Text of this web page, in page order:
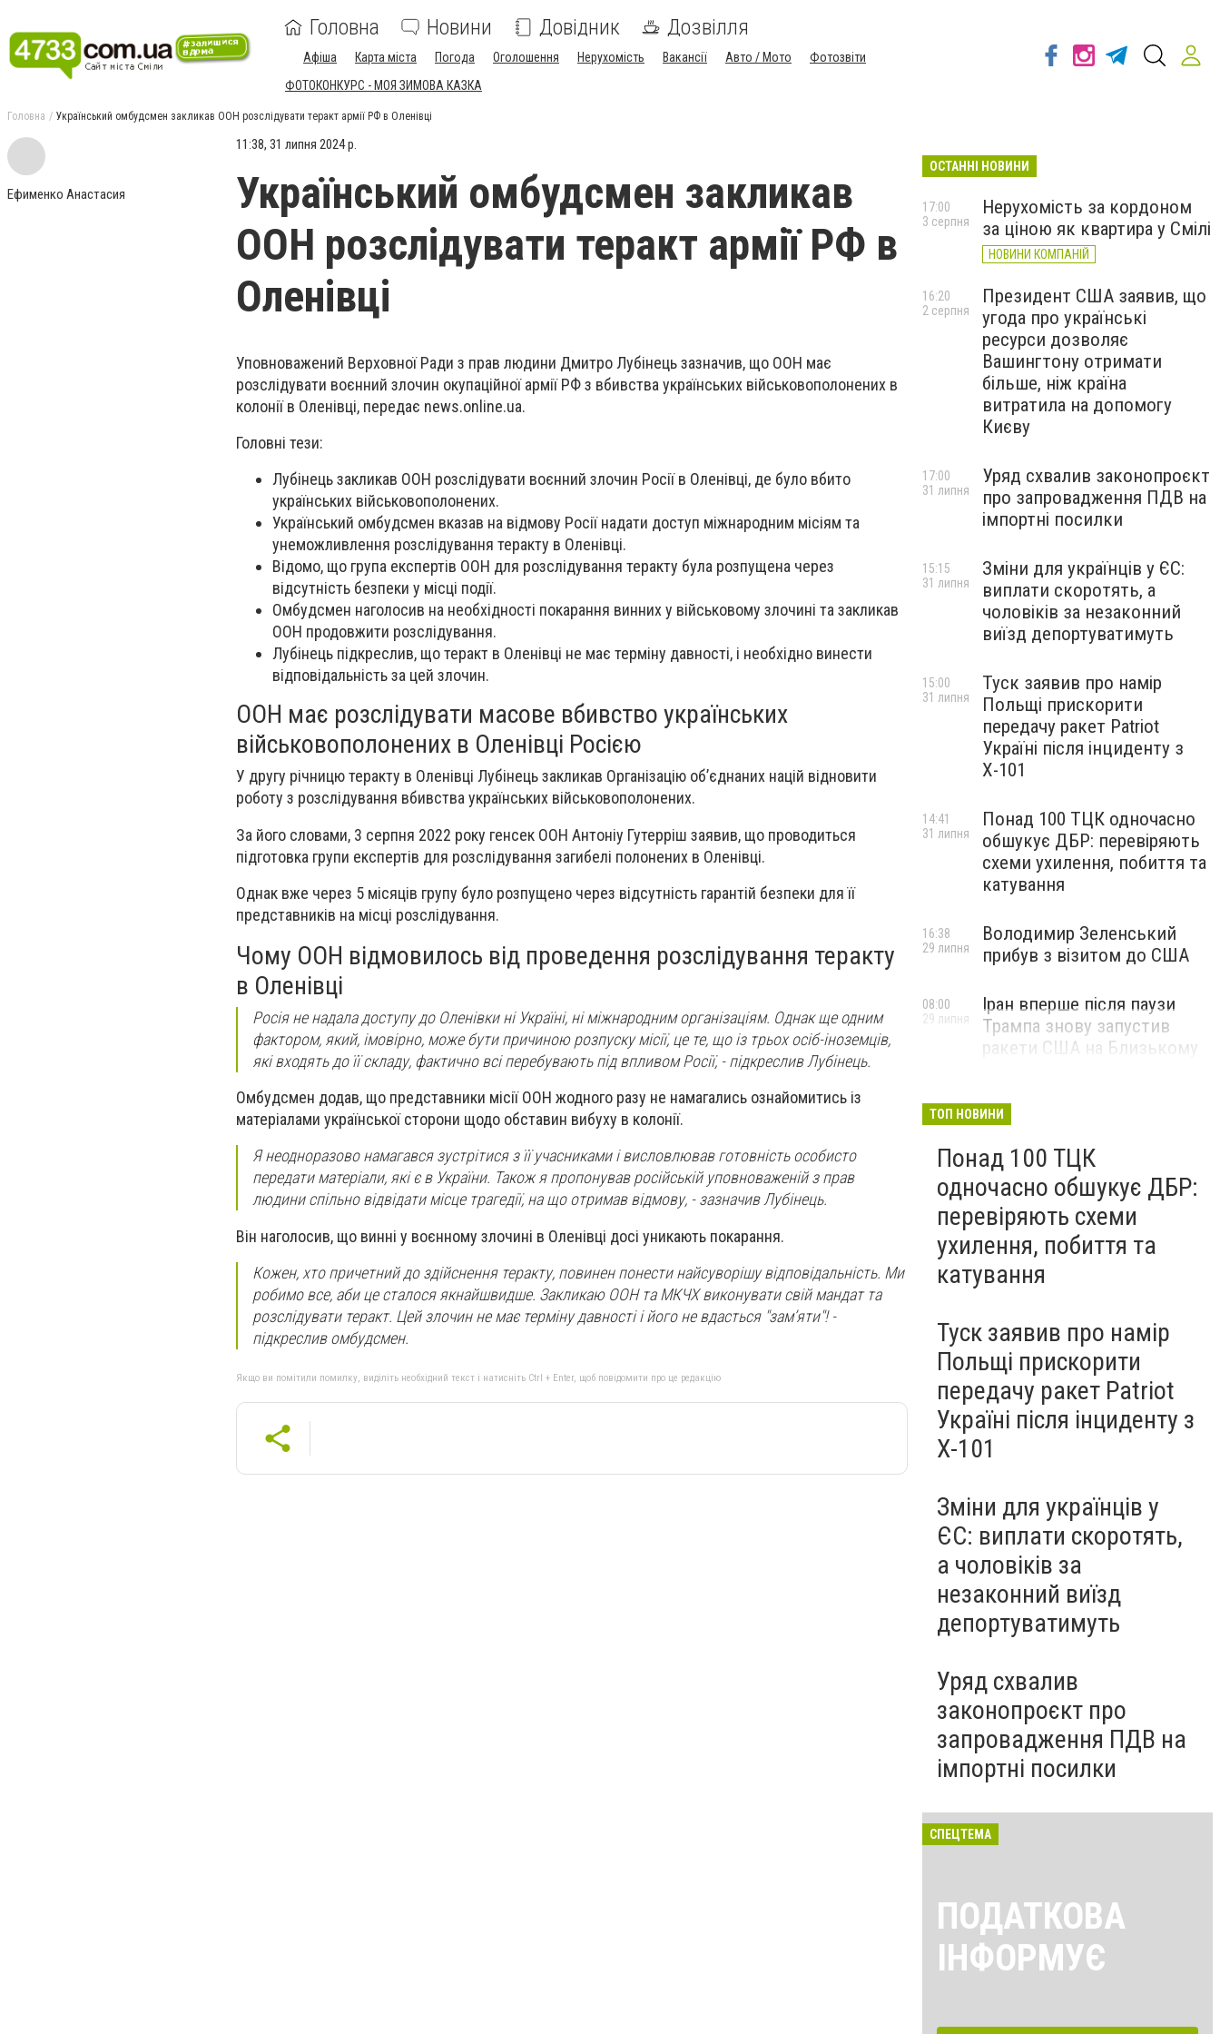
Головна Новини Довідник Дозвілля
Афіша Карта міста Погода Оголошення Нерухомість Вакансії Авто / Мото
Фотозвіти
ФОТОКОНКУРС - МОЯ ЗИМОВА КАЗКА
Головна Український омбудсмен закликав ООН розслідувати теракт армії РФ в Оленівці
Ефименко Анастасия
11:38, 31 липня 2024 р.
Український омбудсмен закликав
ООН розслідувати теракт армії РФ в
Оленівці
Уповноважений Верховної Ради з прав людини Дмитро Лубінець зазначив, що ООН має
розслідувати воєнний злочин окупаційної армії РФ з вбивства українських військовополонених в
колонії в Оленівці, передає news.online.ua.
Головні тези:
Лубінець закликав ООН розслідувати воєнний злочин Росії в Оленівці, де було вбито
українських військовополонених.
Український омбудсмен вказав на відмову Росії надати доступ міжнародним місіям та
унеможливлення розслідування теракту в Оленівці.
Відомо, що група експертів ООН для розслідування теракту була розпущена через
відсутність безпеки у місці події.
Омбудсмен наголосив на необхідності покарання винних у військовому злочині та закликав
ООН продовжити розслідування.
Лубінець підкреслив, що теракт в Оленівці не має терміну давності, і необхідно винести
відповідальність за цей злочин.
ООН має розслідувати масове вбивство українських
військовополонених в Оленівці Росією
У другу річницю теракту в Оленівці Лубінець закликав Організацію об’єднаних націй відновити
роботу з розслідування вбивства українських військовополонених.
За його словами, 3 серпня 2022 року генсек ООН Антоніу Гутерріш заявив, що проводиться
підготовка групи експертів для розслідування загибелі полонених в Оленівці.
Однак вже через 5 місяців групу було розпущено через відсутність гарантій безпеки для її
представників на місці розслідування.
Чому ООН відмовилось від проведення розслідування теракту
в Оленівці
Росія не надала доступу до Оленівки ні Україні, ні міжнародним організаціям. Однак ще одним
фактором, який, імовірно, може бути причиною розпуску місії, це те, що із трьох осіб-іноземців,
які входять до її складу, фактично всі перебувають під впливом Росії, - підкреслив Лубінець.
Омбудсмен додав, що представники місії ООН жодного разу не намагались ознайомитись із
матеріалами української сторони щодо обставин вибуху в колонії.
Я неодноразово намагався зустрітися з її учасниками і висловлював готовність особисто
передати матеріали, які є в України. Також я пропонував російській уповноваженій з прав
людини спільно відвідати місце трагедії, на що отримав відмову, - зазначив Лубінець.
Він наголосив, що винні у воєнному злочині в Оленівці досі уникають покарання.
Кожен, хто причетний до здійснення теракту, повинен понести найсуворішу відповідальність. Ми
робимо все, аби це сталося якнайшвидше. Закликаю ООН та МКЧХ виконувати свій мандат та
розслідувати теракт. Цей злочин не має терміну давності і його не вдасться "зам’яти"! -
підкреслив омбудсмен.
Якщо ви помітили помилку, виділіть необхідний текст і натисніть Ctrl + Enter, щоб повідомити про це редакцію
ОСТАННІ НОВИНИ
Нерухомість за кордоном
за ціною як квартира у Смілі
НОВИНИ КОМПАНІЙ
17:00
3 серпня
Президент США заявив, що
угода про українські
ресурси дозволяє
Вашингтону отримати
більше, ніж країна
витратила на допомогу
Києву
16:20
2 серпня
Уряд схвалив законопроєкт
про запровадження ПДВ на
імпортні посилки
17:00
31 липня
Зміни для українців у ЄС:
виплати скоротять, а
чоловіків за незаконний
виїзд депортуватимуть
15:15
31 липня
Туск заявив про намір
Польщі прискорити
передачу ракет Patriot
Україні після інциденту з
Х-101
15:00
31 липня
Понад 100 ТЦК одночасно
обшукує ДБР: перевіряють
схеми ухилення, побиття та
катування
14:41
31 липня
Володимир Зеленський
прибув з візитом до США
16:38
29 липня
Іран вперше після паузи
Трампа знову запустив
ракети США на Близькому
08:00
29 липня
ТОП НОВИНИ
Понад 100 ТЦК
одночасно обшукує ДБР:
перевіряють схеми
ухилення, побиття та
катування
Туск заявив про намір
Польщі прискорити
передачу ракет Patriot
Україні після інциденту з
Х-101
Зміни для українців у
ЄС: виплати скоротять,
а чоловіків за
незаконний виїзд
депортуватимуть
Уряд схвалив
законопроєкт про
запровадження ПДВ на
імпортні посилки
СПЕЦТЕМА
ПОДАТКОВА
ІНФОРМУЄ